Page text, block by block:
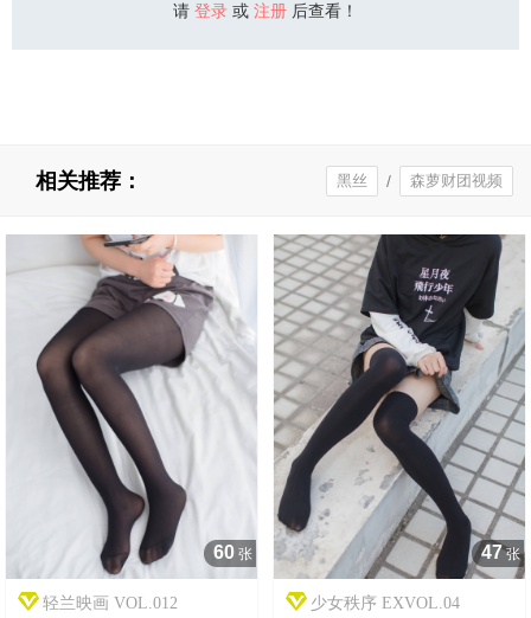
请 登录 或 注册 后查看！
相关推荐： 森萝财团视频
/
黑丝
60 张
轻兰映画 VOL.012
47 张
少女秩序 EXVOL.04